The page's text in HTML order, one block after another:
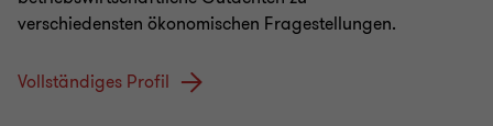
verschiedensten ökonomischen Fragestellungen.
Vollständiges Profil